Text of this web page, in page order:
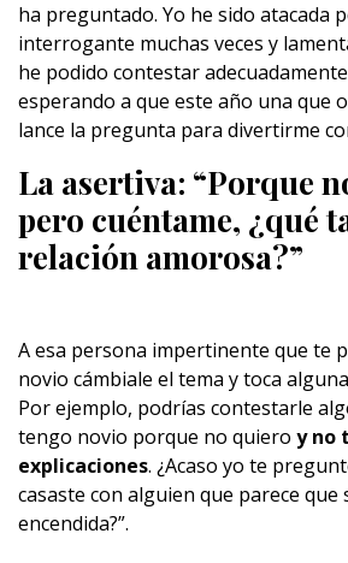
ha preguntado. Yo he sido atacada
interrogante muchas veces y
he podido contestar
esperando a que este año una que
lance la pregunta para divertirme
La asertiva: “Porque
pero cuéntame, ¿qué
relación amorosa?”
A esa persona impertinente que te
novio cámbiale el tema y toca
Por ejemplo, podrías contestarle
tengo novio porque no quiero y no
explicaciones. ¿Acaso yo te
casaste con alguien que parece que
encendida?”.